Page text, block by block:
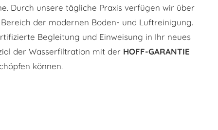
Durch unsere tägliche Praxis verfügen wir über
der modernen Boden- und Luftreinigung.
Begleitung und Einweisung in Ihr neues
der Wasserfiltration mit der HOFF-GARANTIE
können.